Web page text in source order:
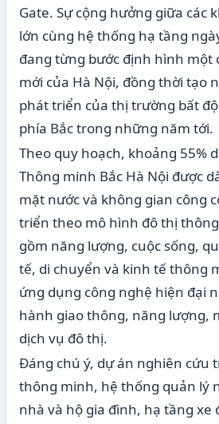
Gate. Sự cộng hưởng giữa các
lớn cùng hệ thống hạ tầng
đang từng bước định hình một
mới của Hà Nội, đồng thời tạo
phát triển của thị trường bất
phía Bắc trong những năm tới.
Theo quy hoạch, khoảng 55%
Thông minh Bắc Hà Nội được
mặt nước và không gian công
triển theo mô hình đô thị
gồm năng lượng, cuộc sống,
tế, di chuyển và kinh tế thông
ứng dụng công nghệ hiện đại
hành giao thông, năng lượng,
dịch vụ đô thị.
Đáng chú ý, dự án nghiên cứu
thông minh, hệ thống quản lý
nhà và hộ gia đình, hạ tầng xe